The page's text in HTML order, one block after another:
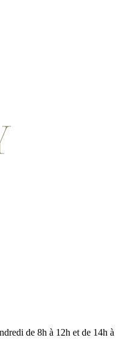
de 8h à 12h et de 14h à